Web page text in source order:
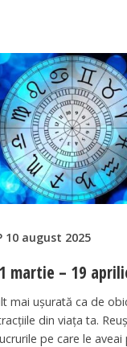
10 august 2025
martie – 19
mai ușurată ca de
din viața ta.
pe care le aveai